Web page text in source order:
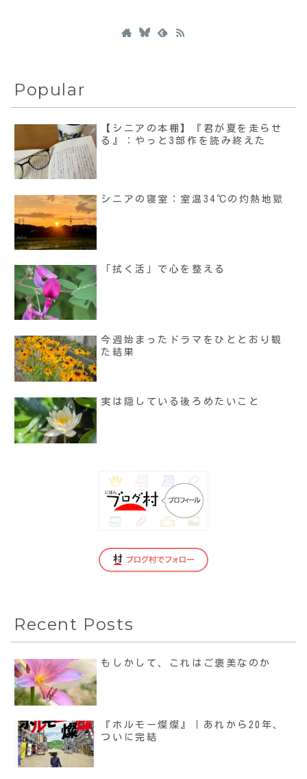
Popular
【シニアの本棚】『君が夏を走らせ
る』：やっと3部作を読み終えた
シニアの寝室：室温34℃の灼熱地獄
「拭く活」で心を整える
今週始まったドラマをひととおり観
た結果
実は隠している後ろめたいこと
Recent Posts
もしかして、これはご褒美なのか
『ホルモー燦燦』｜あれから20年、
ついに完結